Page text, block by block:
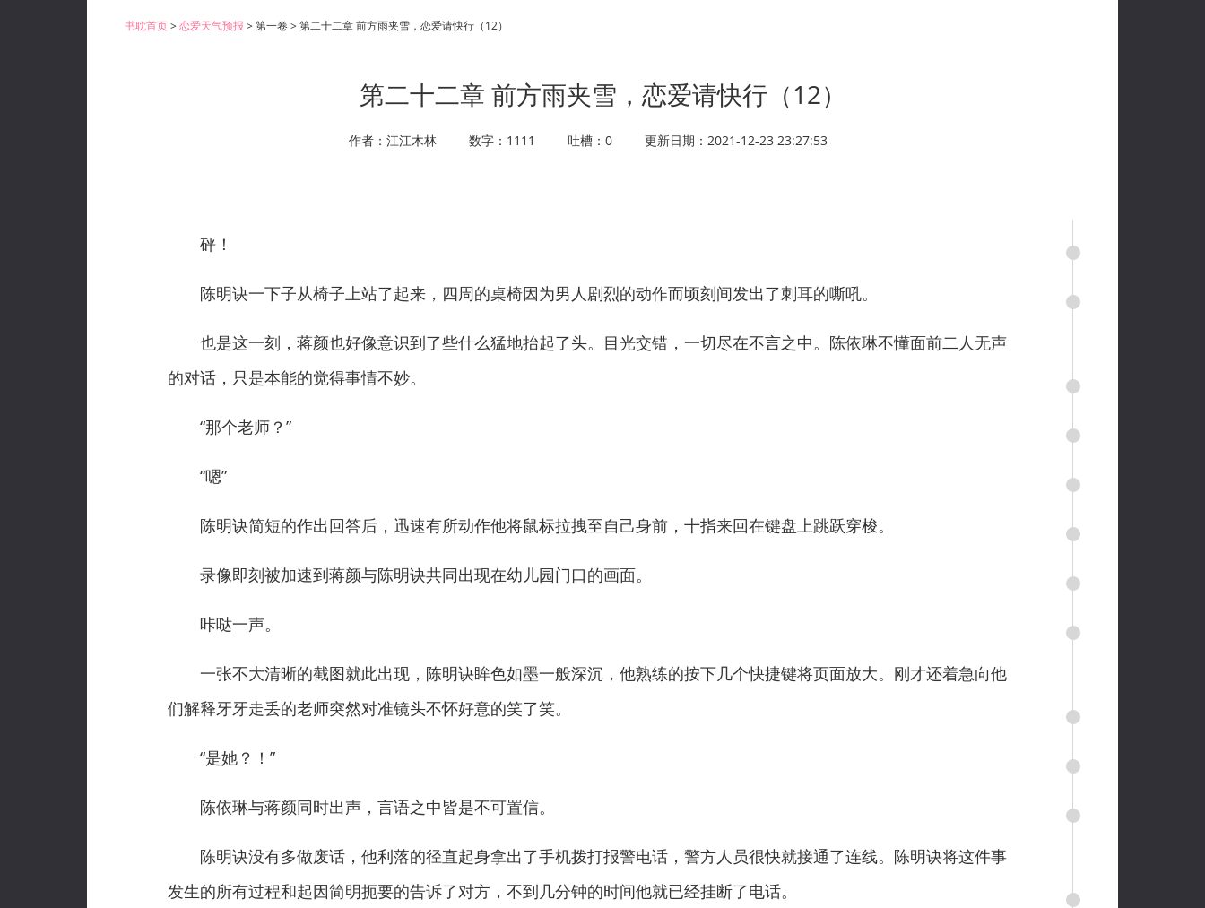
书耽首页>恋爱天气预报 > 第一卷 > 第二十二章 前方雨夹雪，恋爱请快行（12）
第二十二章 前方雨夹雪，恋爱请快行（12）
作者：江江木林 数字：1111 吐槽：0 更新日期：2021-12-23 23:27:53
砰！
陈明诀一下子从椅子上站了起来，四周的桌椅因为男人剧烈的动作而顷刻间发出了刺耳的嘶吼。
也是这一刻，蒋颜也好像意识到了些什么猛地抬起了头。目光交错，一切尽在不言之中。陈依琳不懂面前二人无声
的对话，只是本能的觉得事情不妙。
“那个老师？”
“嗯”
陈明诀简短的作出回答后，迅速有所动作他将鼠标拉拽至自己身前，十指来回在键盘上跳跃穿梭。
录像即刻被加速到蒋颜与陈明诀共同出现在幼儿园门口的画面。
咔哒一声。
一张不大清晰的截图就此出现，陈明诀眸色如墨一般深沉，他熟练的按下几个快捷键将页面放大。刚才还着急向他
们解释牙牙走丢的老师突然对准镜头不怀好意的笑了笑。
“是她？！”
陈依琳与蒋颜同时出声，言语之中皆是不可置信。
陈明诀没有多做废话，他利落的径直起身拿出了手机拨打报警电话，警方人员很快就接通了连线。陈明诀将这件事
发生的所有过程和起因简明扼要的告诉了对方，不到几分钟的时间他就已经挂断了电话。